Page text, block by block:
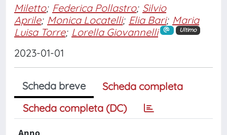
Miletto; Federica Pollastro; Silvio
Aprile; Monica Locatelli; Elia Bari; Maria
Luisa Torre; Lorella Giovannelli Ultimo
2023-01-01
Scheda breve
Scheda completa
Scheda completa (DC)